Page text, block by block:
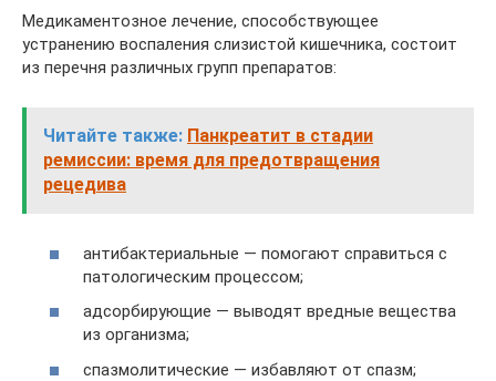
Медикаментозное лечение, способствующее
устранению воспаления слизистой кишечника, состоит
из перечня различных групп препаратов:
Читайте также: Панкреатит в стадии
ремиссии: время для предотвращения
рецедива
антибактериальные — помогают справиться с
патологическим процессом;
адсорбирующие — выводят вредные вещества
из организма;
спазмолитические — избавляют от спазм;